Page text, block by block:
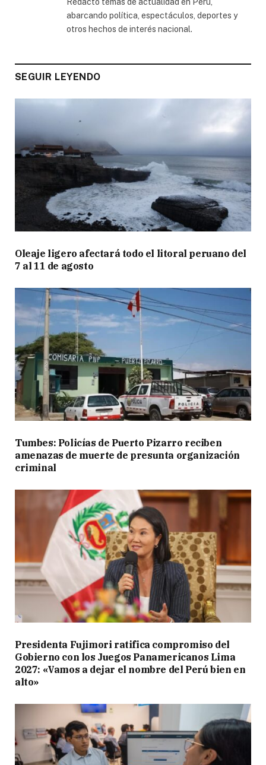
Redacto temas de actualidad en Perú,
abarcando política, espectáculos, deportes y
otros hechos de interés nacional.
SEGUIR LEYENDO
Oleaje ligero afectará todo el litoral peruano del
7 al 11 de agosto
Tumbes: Policías de Puerto Pizarro reciben
amenazas de muerte de presunta organización
criminal
Presidenta Fujimori ratifica compromiso del
Gobierno con los Juegos Panamericanos Lima
2027: «Vamos a dejar el nombre del Perú bien en
alto»